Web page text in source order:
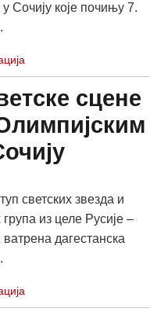
Сочију које почињу 7.
сцене
светских звезда и
из целе Русије –
дагестанска